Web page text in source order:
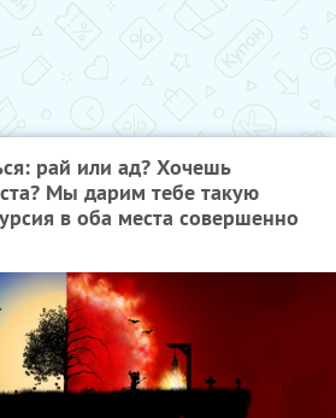
рай или ад? Хочешь
Мы дарим тебе такую
в оба места совершенно